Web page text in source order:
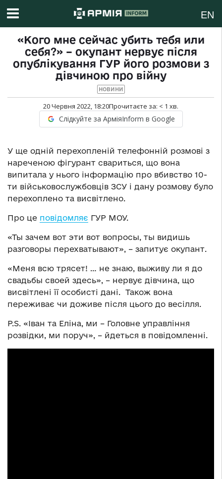
EN
«Кого мне сейчас убить тебя или
себя?» – окупант нервує після
опублікування ГУР його розмови з
дівчиною про війну
НОВИНИ
20 Червня 2022, 18:20Прочитаєте за: < 1 хв.
Слідкуйте за АрміяInform в Google
У ще одній перехопленій телефонній розмові з
нареченою фігурант свариться, що вона
випитала у нього інформацію про вбивство 10-
ти військовослужбовців ЗСУ і дану розмову було
перехоплено та висвітлено.
Про це повідомляє ГУР МОУ.
«Ты зачем вот эти вот вопросы, ты видишь
разговоры перехватывают», – запитує окупант.
«Меня всю трясет! … не знаю, выживу ли я до
свадьбы своей здесь», – нервує дівчина, що
висвітлені її особисті дані. Також вона
переживає чи доживе після цього до весілля.
P.S. «Іван та Еліна, ми – Головне управління
розвідки, ми поруч», – йдеться в повідомленні.